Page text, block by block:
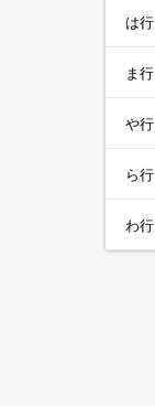
は行
ま行
や行
ら行
わ行